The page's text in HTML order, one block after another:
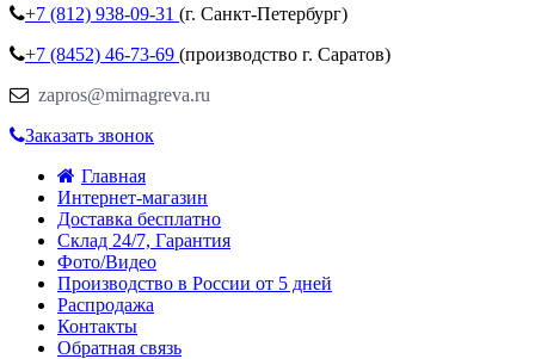
+7 (812) 938-09-31 (г. Санкт-Петербург)
+7 (8452) 46-73-69 (производство г. Саратов)
zapros@mirnagreva.ru
Заказать звонок
Главная
Интернет-магазин
Доставка бесплатно
Склад 24/7, Гарантия
Фото/Видео
Производство в России от 5 дней
Распродажа
Контакты
Обратная связь